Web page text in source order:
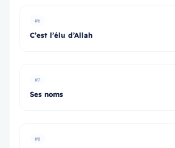
#6
C’est l’élu d’Allah
#7
Ses noms
#8